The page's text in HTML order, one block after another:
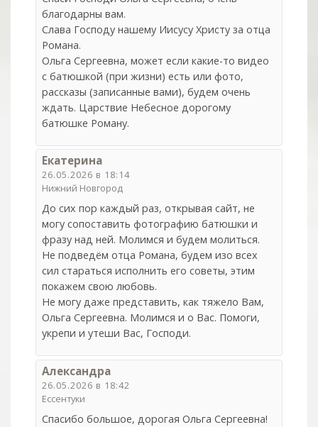
благодарны вам.
Слава Господу нашему Иисусу Христу за отца
Романа.
Ольга Сергеевна, может если какие-то видео
с батюшкой (при жизни) есть или фото,
рассказы (записанные вами), будем очень
ждать. Царствие Небесное дорогому
батюшке Роману.
Екатерина
26.05.2026 в 18:14
Нижний Новгород
До сих пор каждый раз, открывая сайт, не
могу сопоставить фотографию батюшки и
фразу над ней. Молимся и будем молиться.
Не подведём отца Романа, будем изо всех
сил стараться исполнить его советы, этим
покажем свою любовь.
Не могу даже представить, как тяжело Вам,
Ольга Сергеевна. Молимся и о Вас. Помоги,
укрепи и утеши Вас, Господи.
Александра
26.05.2026 в 18:42
Ессентуки
Спасибо большое, дорогая Ольга Сергеевна!